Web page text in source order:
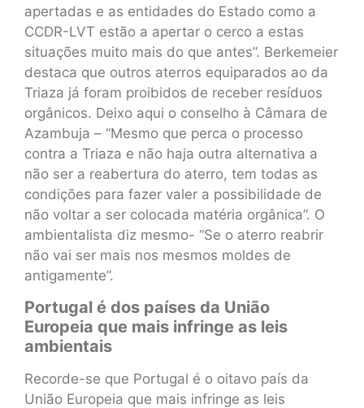
apertadas e as entidades do Estado como a
CCDR-LVT estão a apertar o cerco a estas
situações muito mais do que antes”. Berkemeier
destaca que outros aterros equiparados ao da
Triaza já foram proibidos de receber resíduos
orgânicos. Deixo aqui o conselho à Câmara de
Azambuja – “Mesmo que perca o processo
contra a Triaza e não haja outra alternativa a
não ser a reabertura do aterro, tem todas as
condições para fazer valer a possibilidade de
não voltar a ser colocada matéria orgânica”. O
ambientalista diz mesmo- “Se o aterro reabrir
não vai ser mais nos mesmos moldes de
antigamente”.
Portugal é dos países da União
Europeia que mais infringe as leis
ambientais
Recorde-se que Portugal é o oitavo país da
União Europeia que mais infringe as leis